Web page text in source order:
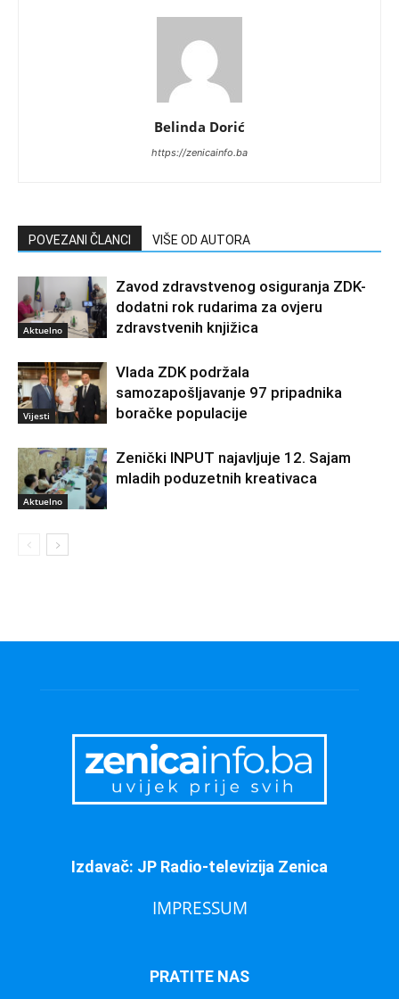
Belinda Dorić
https://zenicainfo.ba
POVEZANI ČLANCI VIŠE OD AUTORA
Aktuelno
Zavod zdravstvenog osiguranja ZDK-
dodatni rok rudarima za ovjeru
zdravstvenih knjižica
Vijesti
Vlada ZDK podržala
samozapošljavanje 97 pripadnika
boračke populacije
Aktuelno
Zenički INPUT najavljuje 12. Sajam
mladih poduzetnih kreativaca
Izdavač: JP Radio-televizija Zenica
IMPRESSUM
PRATITE NAS